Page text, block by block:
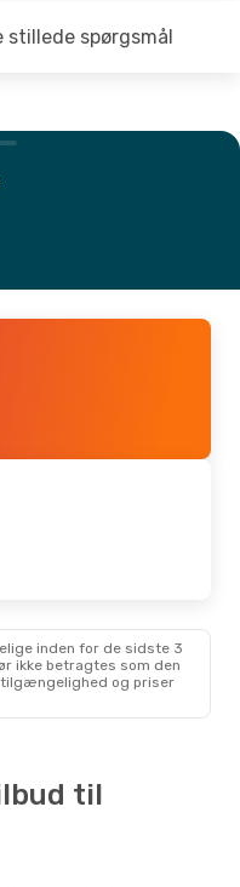
stillede spørgsmål
inden for de sidste 3
ikke betragtes som den
og priser
til